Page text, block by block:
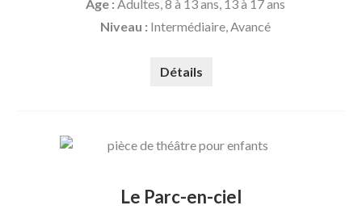
Âge : Adultes, 8 à 13 ans, 13 à 17 ans
Niveau : Intermédiaire, Avancé
Détails
Le Parc-en-ciel